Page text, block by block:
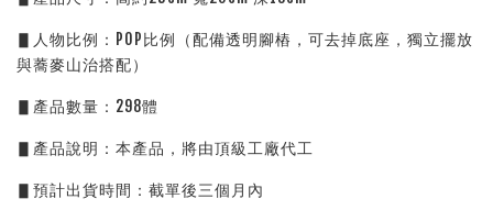
▋人物比例：POP比例（配備透明腳樁，可去掉底座，獨立擺放
與蕎麥山治搭配）
▋產品數量：298體
▋產品說明：本產品，將由頂級工廠代工
▋預計出貨時間：截單後三個月內